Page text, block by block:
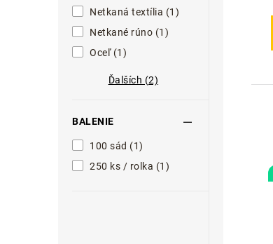
Netkaná textília (1)
Netkané rúno (1)
Oceľ (1)
Ďalších (2)
BALENIE
100 sád (1)
250 ks / rolka (1)